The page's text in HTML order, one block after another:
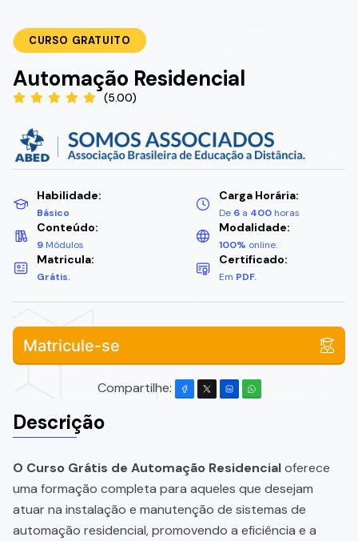
CURSO GRATUITO
Automação Residencial
(5.00)
Habilidade:
Básico
Carga Horária:
De 6 a 400 horas
Conteúdo:
9 Módulos
Modalidade:
100% online.
Matricula:
Grátis.
Certificado:
Em PDF.
Matricule-se
Compartilhe:
Descrição
O Curso Grátis de Automação Residencialoferece
uma formação completa para aqueles que desejam
atuar na instalação e manutenção de sistemas de
automação residencial, promovendo a eficiência e a